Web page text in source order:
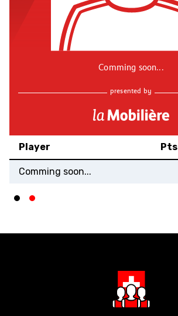
Comming soon...
presented by
Player Pts
Comming soon...